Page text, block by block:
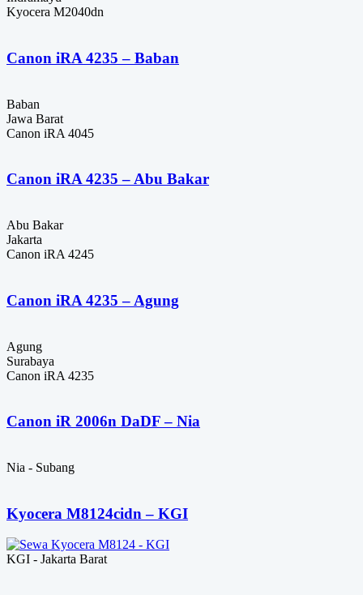
Kyocera M2040dn
Canon iRA 4235 – Baban
Baban
Jawa Barat
Canon iRA 4045
Canon iRA 4235 – Abu Bakar
Abu Bakar
Jakarta
Canon iRA 4245
Canon iRA 4235 – Agung
Agung
Surabaya
Canon iRA 4235
Canon iR 2006n DaDF – Nia
Nia - Subang
Kyocera M8124cidn – KGI
KGI - Jakarta Barat